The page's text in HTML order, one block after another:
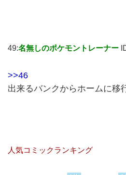
49:名無しのポケモントレーナー
>>46
出来るバンクからホームに移
人気コミックランキング